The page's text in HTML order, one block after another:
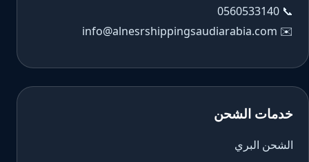
📞
0560533140
✉️
info@alnesrshippingsaudiarabia.com
خدمات الشحن
الشحن البري